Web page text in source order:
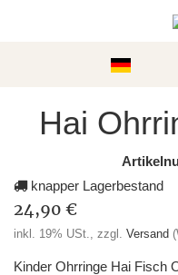
Hai
knapper Lagerbestand
24,90 €
inkl. 19% USt., zzgl. Versand
Kinder Ohrringe Hai Fisch